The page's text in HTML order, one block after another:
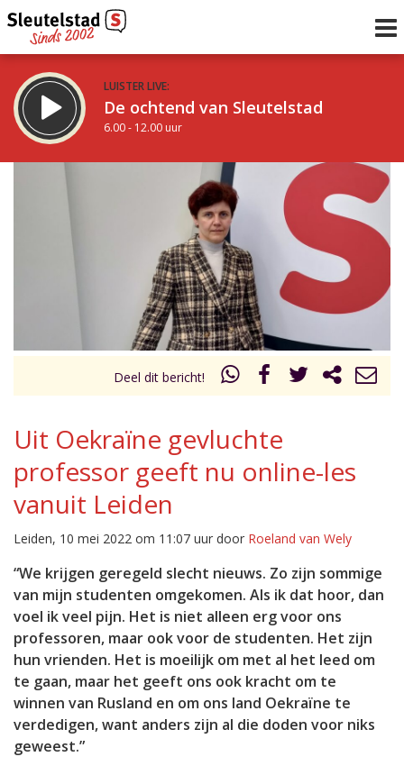
LUISTER LIVE:
De ochtend van Sleutelstad
6.00 - 12.00 uur
De middag van Sleutelstad
uur 1 van 0 Volgend uur
Deel dit bericht!
Uit Oekraïne gevluchte
professor geeft nu online-les
vanuit Leiden
Leiden, 10 mei 2022 om 11:07 uur door Roeland van Wely
“We krijgen geregeld slecht nieuws. Zo zijn sommige
van mijn studenten omgekomen. Als ik dat hoor, dan
voel ik veel pijn. Het is niet alleen erg voor ons
professoren, maar ook voor de studenten. Het zijn
hun vrienden. Het is moeilijk om met al het leed om
te gaan, maar het geeft ons ook kracht om te
winnen van Rusland en om ons land Oekraïne te
verdedigen, want anders zijn al die doden voor niks
geweest.”